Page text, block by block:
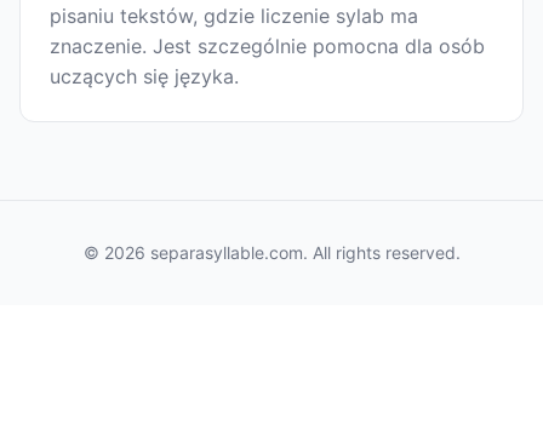
pisaniu tekstów, gdzie liczenie sylab ma
znaczenie. Jest szczególnie pomocna dla osób
uczących się języka.
© 2026 separasyllable.com. All rights reserved.